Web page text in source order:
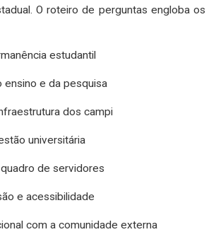
O roteiro de perguntas engloba os
estudantil
ensino e da pesquisa
dos campi
universitária
de servidores
e acessibilidade
com a comunidade externa